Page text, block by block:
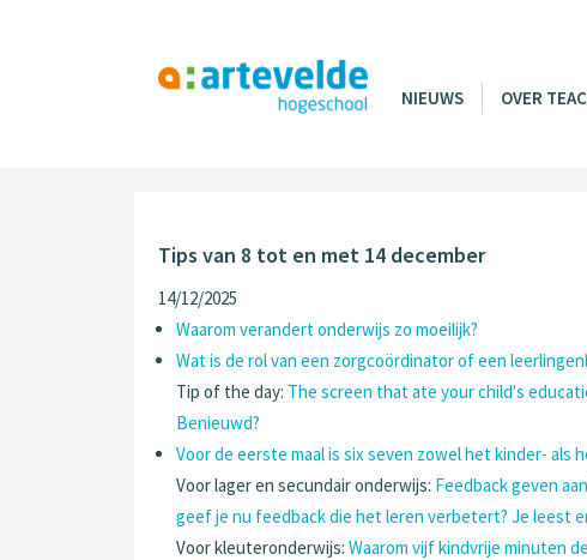
NIEUWS OVER
Tips van 8 tot en met 14 december
14/12/2025
Waarom verandert onderwijs zo moeilijk?
Wat is de rol van een zorgcoördinator of een
Tip of the day: The screen that ate your child's
Benieuwd?
Voor de eerste maal is six seven zowel het kinder- als
Voor lager en secundair onderwijs: Feedback geven
geef je nu feedback die het leren verbetert? Je leest
Voor kleuteronderwijs: Waarom vijf kindvrije minuten